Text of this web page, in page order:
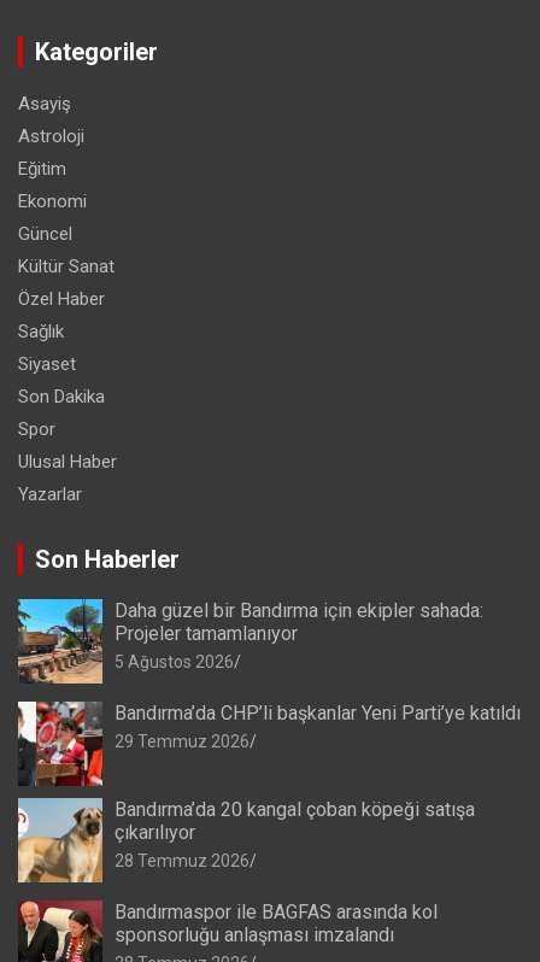
Kategoriler
Asayiş
Astroloji
Eğitim
Ekonomi
Güncel
Kültür Sanat
Özel Haber
Sağlık
Siyaset
Son Dakika
Spor
Ulusal Haber
Yazarlar
Son Haberler
Daha güzel bir Bandırma için ekipler sahada:
Projeler tamamlanıyor
5 Ağustos 2026
Bandırma’da CHP’li başkanlar Yeni Parti’ye katıldı
29 Temmuz 2026
Bandırma’da 20 kangal çoban köpeği satışa
çıkarılıyor
28 Temmuz 2026
Bandırmaspor ile BAGFAS arasında kol
sponsorluğu anlaşması imzalandı